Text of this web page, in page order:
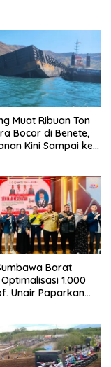
Muat Ribuan Ton
Bocor di Benete,
Kini Sampai ke
Barat
1.000
Unair Paparkan